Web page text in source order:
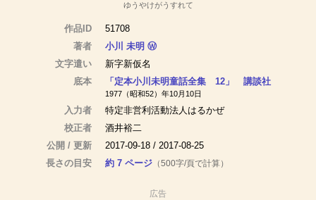
ゆうやけがうすれて
作品ID
51708
著者
小川 未明 Ⓦ
文字遣い
新字新仮名
底本
「定本小川未明童話全集 12」 講談社
1977（昭和52）年10月10日
入力者
特定非営利活動法人はるかぜ
校正者
酒井裕二
公開 / 更新
2017-09-18 / 2017-08-25
長さの目安
約 7 ページ（500字/頁で計算）
広告